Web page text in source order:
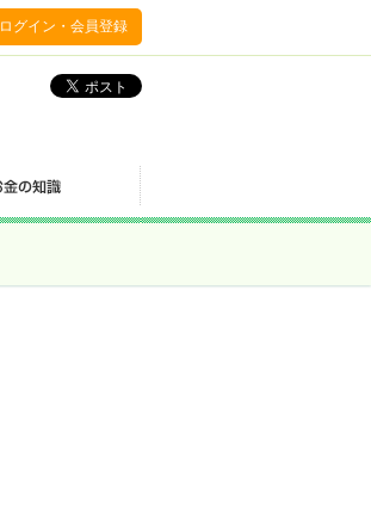
ログイン・会員登録